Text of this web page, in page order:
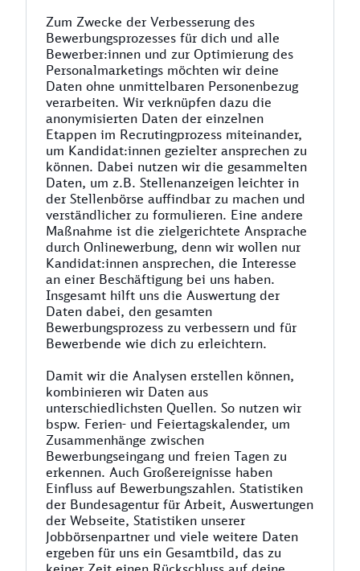
Zum Zwecke der Verbesserung des
Bewerbungsprozesses für dich und alle
Bewerber:innen und zur Optimierung des
Personalmarketings möchten wir deine
Daten ohne unmittelbaren Personenbezug
verarbeiten. Wir verknüpfen dazu die
anonymisierten Daten der einzelnen
Etappen im Recrutingprozess miteinander,
um Kandidat:innen gezielter ansprechen zu
können. Dabei nutzen wir die gesammelten
Daten, um z.B. Stellenanzeigen leichter in
der Stellenbörse auffindbar zu machen und
verständlicher zu formulieren. Eine andere
Maßnahme ist die zielgerichtete Ansprache
durch Onlinewerbung, denn wir wollen nur
Kandidat:innen ansprechen, die Interesse
an einer Beschäftigung bei uns haben.
Insgesamt hilft uns die Auswertung der
Daten dabei, den gesamten
Bewerbungsprozess zu verbessern und für
Bewerbende wie dich zu erleichtern.
Damit wir die Analysen erstellen können,
kombinieren wir Daten aus
unterschiedlichsten Quellen. So nutzen wir
bspw. Ferien- und Feiertagskalender, um
Zusammenhänge zwischen
Bewerbungseingang und freien Tagen zu
erkennen. Auch Großereignisse haben
Einfluss auf Bewerbungszahlen. Statistiken
der Bundesagentur für Arbeit, Auswertungen
der Webseite, Statistiken unserer
Jobbörsenpartner und viele weitere Daten
ergeben für uns ein Gesamtbild, das zu